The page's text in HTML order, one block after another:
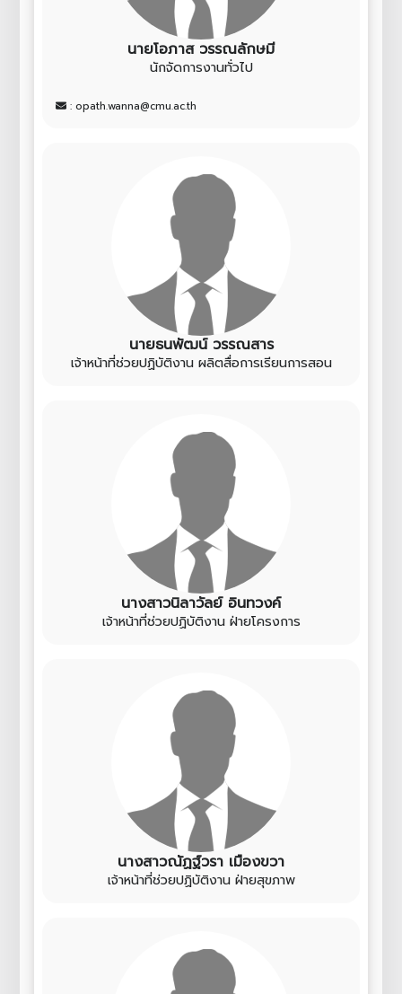
นายโอภาส วรรณลักษมี
นักจัดการงานทั่วไป
: opath.wanna@cmu.ac.th
นายธนพัฒน์ วรรณสาร
เจ้าหน้าที่ช่วยปฏิบัติงาน ผลิตสื่อการเรียนการสอน
นางสาวนิลาวัลย์ อินทวงค์
เจ้าหน้าที่ช่วยปฏิบัติงาน ฝ่ายโครงการ
นางสาวณัฏฐ์วรา เมืองขวา
เจ้าหน้าที่ช่วยปฏิบัติงาน ฝ่ายสุขภาพ